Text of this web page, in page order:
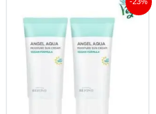
-23%
là:
650.000 ₫.
hiện
là:
500.000 ₫.